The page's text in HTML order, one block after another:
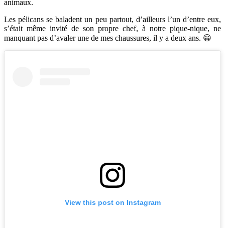
animaux.
Les pélicans se baladent un peu partout, d’ailleurs l’un d’entre eux,
s’était même invité de son propre chef, à notre pique-nique, ne
manquant pas d’avaler une de mes chaussures, il y a deux ans. 😀
View this post on Instagram